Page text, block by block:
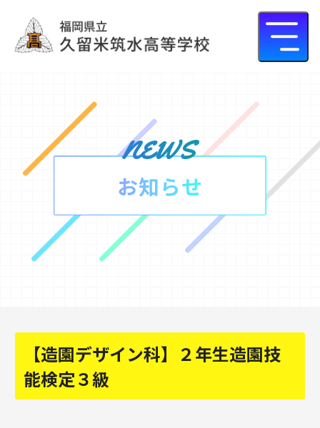
news
お知らせ
【造園デザイン科】２年生造園技
能検定３級